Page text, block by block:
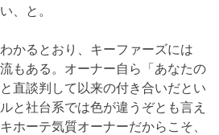
、と。
かるとおり、キーファーズには
もある。オーナー自ら「あなたの
直談判して以来の付き合いだとい
と社台系では色が違うぞとも言え
ホーテ気質オーナーだからこそ、